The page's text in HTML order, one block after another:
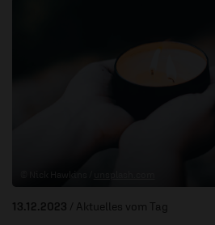
13.12.2023 / Aktuelles vom Tag